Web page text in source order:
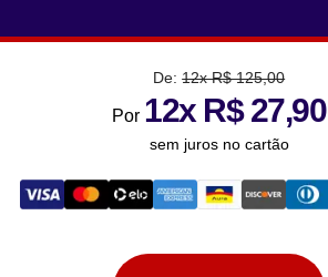
De:12x R$ 125,00
Por 12x R$ 27,90
sem juros no cartão